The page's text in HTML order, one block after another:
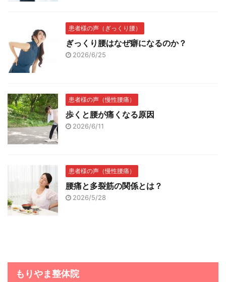
患者様の声（ぎっくり腰）
ぎっくり腰はなぜ癖になるのか？
2026/6/25
患者様の声（慢性腰痛）
歩くと腰が痛くなる原因
2026/6/11
患者様の声（慢性腰痛）
腰痛と多裂筋の関係とは？
2026/5/28
もりやま整体院